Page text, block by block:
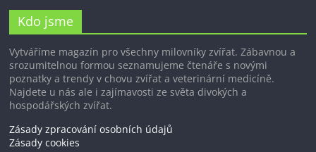
Kdo jsme
Vytváříme magazín pro všechny milovníky zvířat. Zábavnou a
srozumitelnou formou seznamujeme čtenáře s novými
poznatky a trendy v chovu zvířat a veterinární medicíně.
Najdete u nás ale i zajímavosti ze světa divokých a
hospodářských zvířat.
Zásady zpracování osobních údajů
Zásady cookies